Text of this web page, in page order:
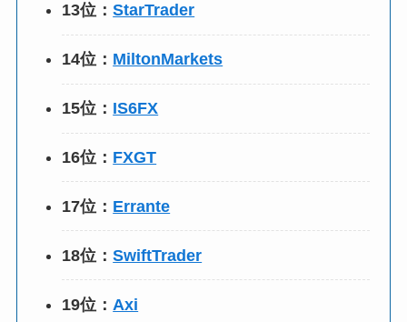
13位：StarTrader
14位： MiltonMarkets
15位： IS6FX
16位： FXGT
17位： Errante
18位：SwiftTrader
19位： Axi